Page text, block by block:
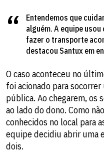
Entendemos que
alguém. A equipe
fazer o transporte
destacou Santux em
O caso aconteceu no
foi acionado para
pública. Ao chegarem, os
ao lado do dono. Como
conhecidos no local para
equipe decidiu abrir uma
dois.